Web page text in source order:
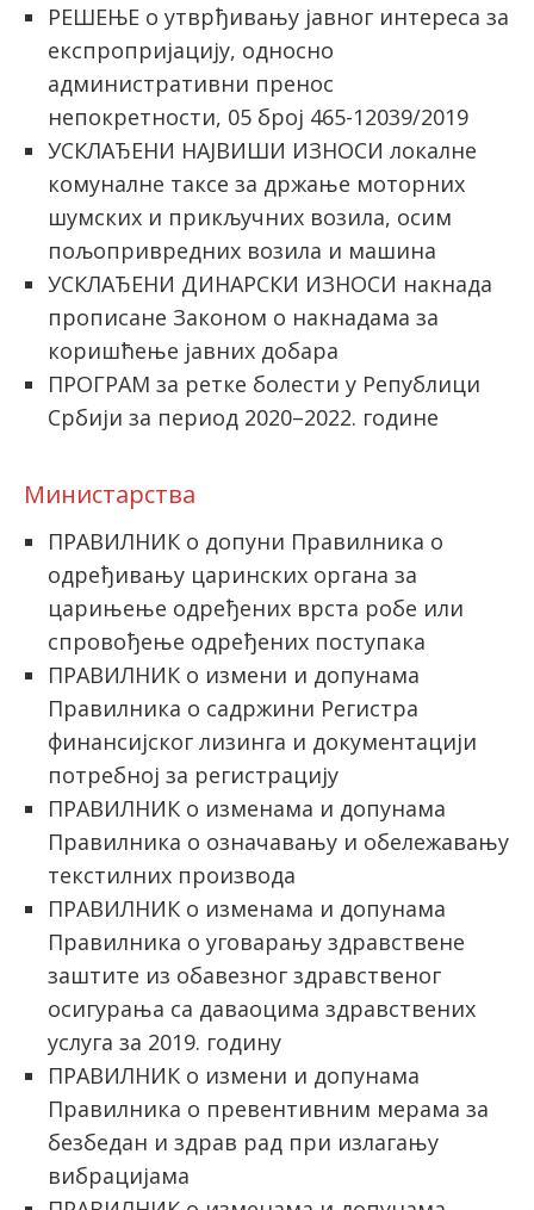
РЕШЕЊЕ о утврђивању јавног интереса за
експропријацију, односно
административни пренос
непокретности, 05 број 465-12039/2019
УСКЛАЂЕНИ НАЈВИШИ ИЗНОСИ локалне
комуналне таксе за држање моторних
шумских и прикључних возила, осим
пољопривредних возила и машина
УСКЛАЂЕНИ ДИНАРСКИ ИЗНОСИ накнада
прописане Законом о накнадама за
коришћење јавних добара
ПРОГРАМ за ретке болести у Републици
Србији за период 2020–2022. године
Министарствa
ПРАВИЛНИК о допуни Правилника о
одређивању царинских органа за
царињење одређених врста робе или
спровођење одређених поступака
ПРАВИЛНИК о измени и допунама
Правилника о садржини Регистра
финансијског лизинга и документацији
потребној за регистрацију
ПРАВИЛНИК о изменама и допунама
Правилника о означавању и обележавању
текстилних производа
ПРАВИЛНИК о изменама и допунама
Правилника о уговарању здравствене
заштите из обавезног здравственог
осигурања са даваоцима здравствених
услуга за 2019. годину
ПРАВИЛНИК о измени и допунама
Правилника о превентивним мерама за
безбедан и здрав рад при излагању
вибрацијама